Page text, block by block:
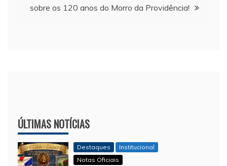
sobre os 120 anos do Morro da Providência!
ÚLTIMAS NOTÍCIAS
Destaques
Institucional
Notas Oficiais